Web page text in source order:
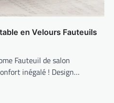
en Velours Fauteuils
Fauteuil de salon
inégalé ! Design…